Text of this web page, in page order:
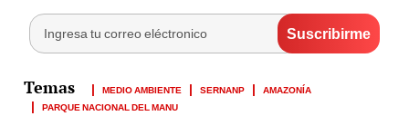
MEDIO AMBIENTE SERNANP
AMAZONÍA
PARQUE NACIONAL DEL MANU